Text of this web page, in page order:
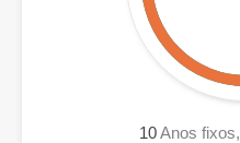
10Anos fixos,